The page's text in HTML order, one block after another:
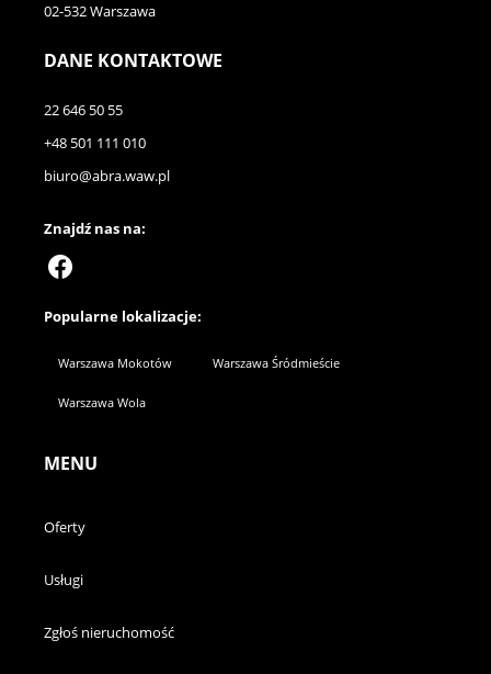
02-532 Warszawa
DANE KONTAKTOWE
22 646 50 55
+48 501 111 010
biuro@abra.waw.pl
Znajdź nas na:
Popularne lokalizacje:
Warszawa Mokotów Warszawa Śródmieście
Warszawa Wola
MENU
Oferty
Usługi
Zgłoś nieruchomość